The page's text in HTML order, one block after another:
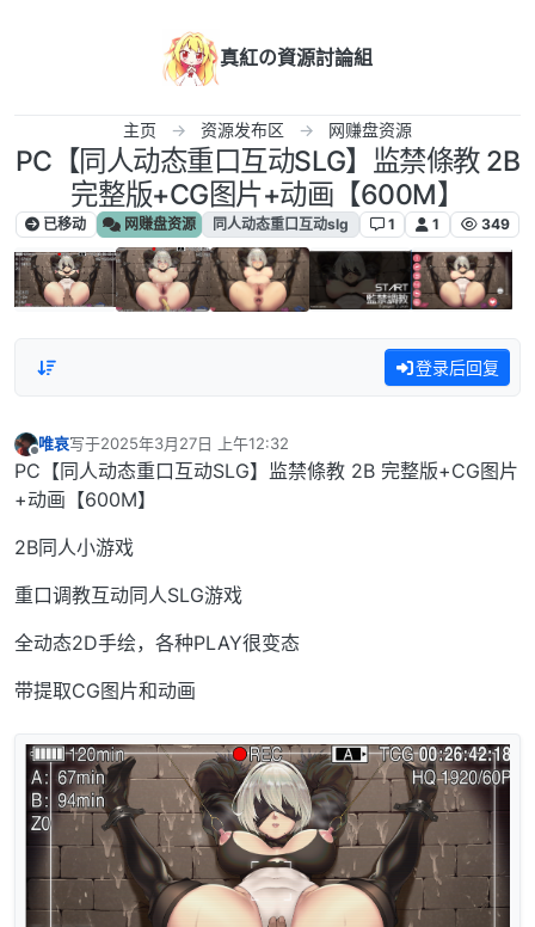
真紅の資源討論組
主页 资源发布区 网赚盘资源
PC【同人动态重口互动SLG】监禁條教 2B
完整版+CG图片+动画【600M】
已移动 网赚盘资源 同人动态重口互动slg 1 1 349
登录后回复
离线
唯哀写于2025年3月27日 上午12:32
最后由 编辑
PC【同人动态重口互动SLG】监禁條教 2B 完整版+CG图片
+动画【600M】
2B同人小游戏
重口调教互动同人SLG游戏
全动态2D手绘，各种PLAY很变态
带提取CG图片和动画